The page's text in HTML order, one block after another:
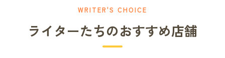
WRITER'S CHOICE
ライターたちのおすすめ店舗